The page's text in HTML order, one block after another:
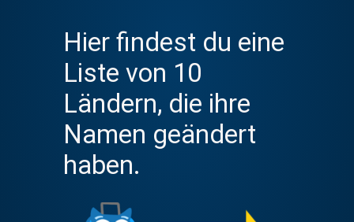
Hier findest du eine
Liste von 10
Ländern, die ihre
Namen geändert
haben.